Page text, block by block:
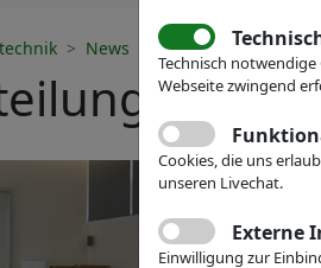
News
12.12.2018
Technisch
Webseite zwingend
Cookies, die uns
unseren Livechat.
Externe
Einwilligung zur